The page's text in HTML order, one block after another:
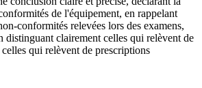
de l'équipement, en rappelant
conformités relevées lors des examens,
distinguant clairement celles qui relèvent de
qui relèvent de prescriptions